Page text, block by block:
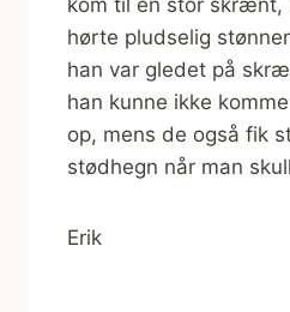
kom til en stor skrænt,
hørte pludselig
han var gledet på
han kunne ikke
op, mens de også fik
stødhegn når man
Erik